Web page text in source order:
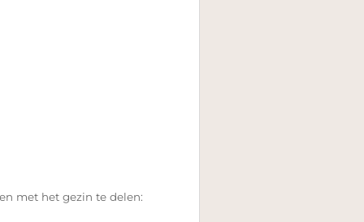
met het gezin te delen: